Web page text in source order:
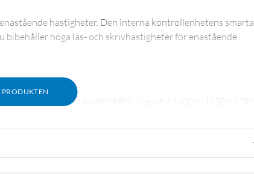
PRODUKTEN
hastigheter. Den interna kontrollenhetens smarta
höga läs- och skrivhastigheter för enastående
skrivhastigheter än 980 PRO – upp till 1400K/1550K IOPS,